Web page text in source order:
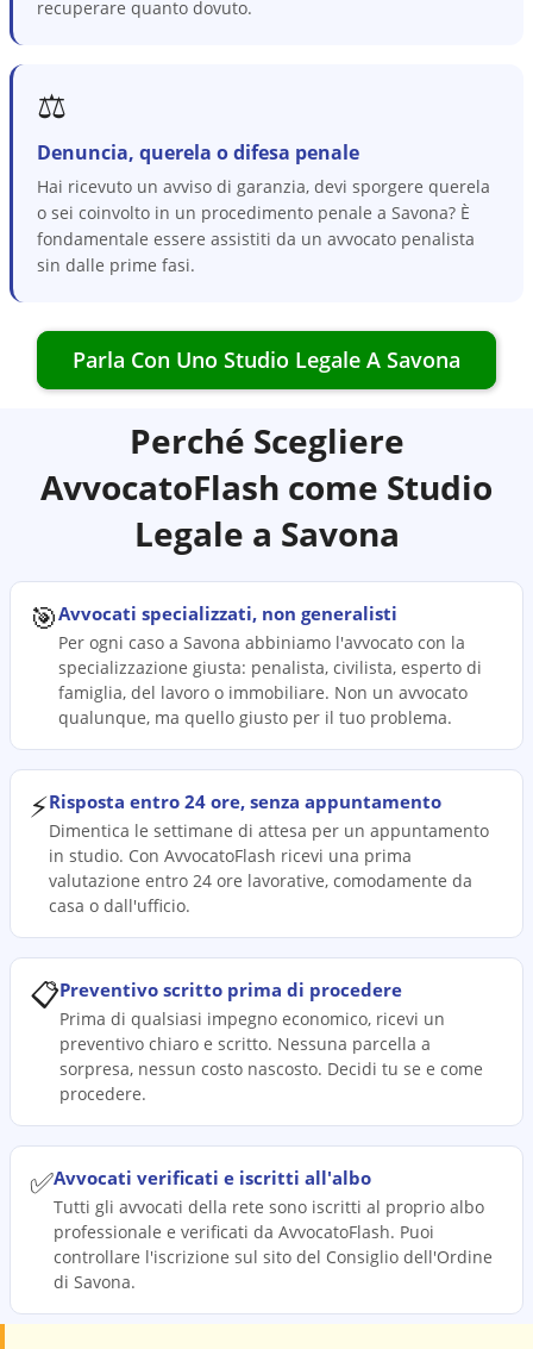
recuperare quanto dovuto.
⚖️
Denuncia, querela o difesa penale
Hai ricevuto un avviso di garanzia, devi sporgere querela
o sei coinvolto in un procedimento penale a Savona? È
fondamentale essere assistiti da un avvocato penalista
sin dalle prime fasi.
Parla Con Uno Studio Legale A Savona
Perché Scegliere
AvvocatoFlash come Studio
Legale a Savona
🎯Avvocati specializzati, non generalisti
Per ogni caso a Savona abbiniamo l'avvocato con la
specializzazione giusta: penalista, civilista, esperto di
famiglia, del lavoro o immobiliare. Non un avvocato
qualunque, ma quello giusto per il tuo problema.
⚡Risposta entro 24 ore, senza appuntamento
Dimentica le settimane di attesa per un appuntamento
in studio. Con AvvocatoFlash ricevi una prima
valutazione entro 24 ore lavorative, comodamente da
casa o dall'ufficio.
📋Preventivo scritto prima di procedere
Prima di qualsiasi impegno economico, ricevi un
preventivo chiaro e scritto. Nessuna parcella a
sorpresa, nessun costo nascosto. Decidi tu se e come
procedere.
✅Avvocati verificati e iscritti all'albo
Tutti gli avvocati della rete sono iscritti al proprio albo
professionale e verificati da AvvocatoFlash. Puoi
controllare l'iscrizione sul sito del Consiglio dell'Ordine
di Savona.